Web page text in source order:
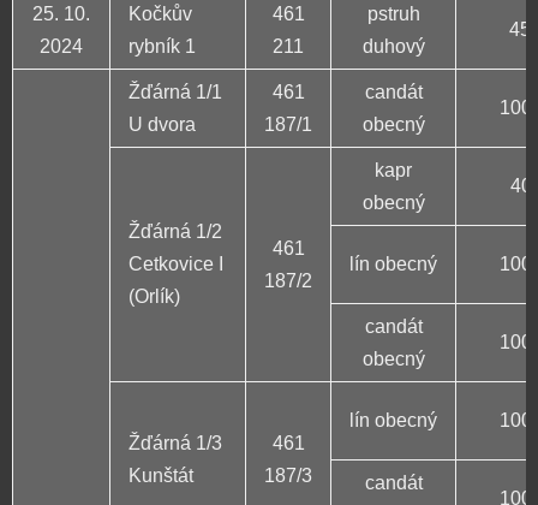
25. 10.
2024
Kočkův
rybník 1
461
211
pstruh
duhový
45
Žďárná 1/1
U dvora
461
187/1
candát
obecný
100
Žďárná 1/2
Cetkovice I
(Orlík)
461
187/2
kapr
obecný
40
lín obecný 100
candát
obecný
100
Žďárná 1/3
Kunštát
461
187/3
lín obecný 100
candát
100